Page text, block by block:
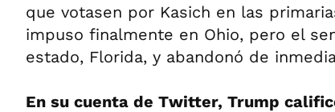
que votasen por Kasich en las
impuso finalmente en Ohio, pero el
estado, Florida, y abandonó de
En su cuenta de Twitter, Trump